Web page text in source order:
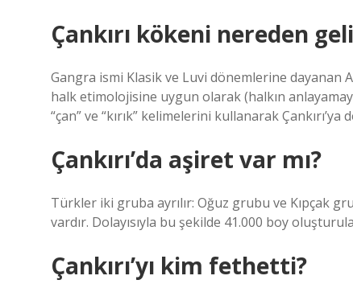
Çankırı kökeni nereden
Gangra ismi Klasik ve Luvi dönemlerine dayanan
halk etimolojisine uygun olarak (halkın
“çan” ve “kırık” kelimelerini kullanarak
Çankırı’da aşiret var mı?
Türkler iki gruba ayrılır: Oğuz grubu ve Kıpçak
vardır. Dolayısıyla bu şekilde 41.000 boy
Çankırı’yı kim fethetti?